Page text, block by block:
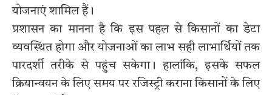
योजनाएं शामिल हैं।
प्रशासन का मानना है कि इस पहल से किसानों का डेटा
व्यवस्थित होगा और योजनाओं का लाभ सही लाभार्थियों तक
पारदर्शी तरीके से पहुंच सकेगा। हालांकि, इसके सफल
क्रियान्वयन के लिए समय पर रजिस्ट्री कराना किसानों के लिए